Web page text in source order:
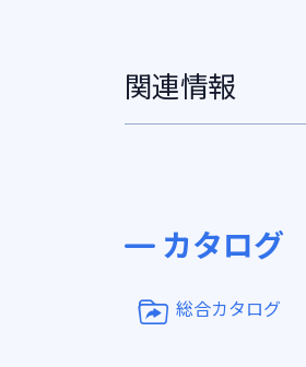
関連情報
カタログ
総合カタログ